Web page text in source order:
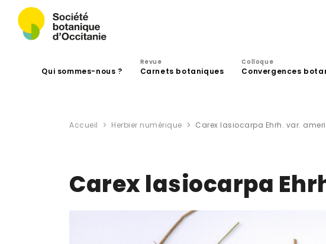
Qui sommes-nous ?
Revue
Carnets botaniques
Colloque
Convergences
Accueil Herbier numérique Carex lasiocarpa Ehrh. var.
Carex lasiocarpa